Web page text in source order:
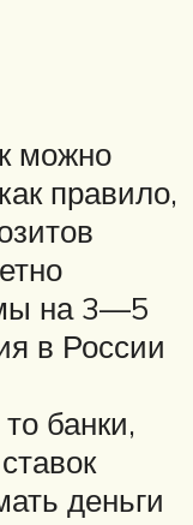
можно
правило,
на 3—5
в России
банки,
деньги